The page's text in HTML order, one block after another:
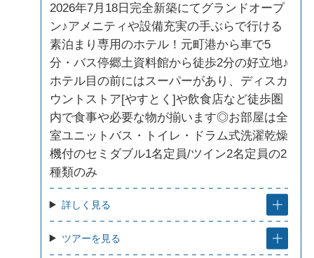
2026年7月18日完全新築にてグランドオープ
ン♪アメニティや設備充実の手ぶらで行ける
素泊まり専用のホテル！元町港から車で5
分・バス停郷土資料館から徒歩2分の好立地♪
ホテル目の前にはスーパーがあり、ディスカ
ウントストア[やすとく]や飲食店など徒歩圏
内で食事や必要な物が揃います◎お部屋は全
室ユニットバス・トイレ・ドラム式洗濯乾燥
機付のセミダブル1名定員/ツイン2名定員の2
種類のみ
詳しく見る
ツアーを見る